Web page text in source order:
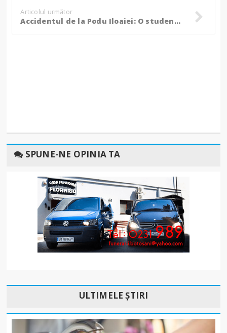
Articolul următor
Accidentul de la Podu Iloaiei: O studentă din Botoșani este în comă indusă. "Sperăm ca, fiind tânără, să aibă resurse și starea ei să nu se agraveze"
SPUNE-NE OPINIA TA
ULTIMELE ȘTIRI